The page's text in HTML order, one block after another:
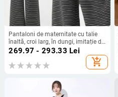
Pantaloni de maternitate cu talie
înaltă, croi larg, în dungi, imitație de
lână, confort fără strângere în
269.97 - 293.33 Lei
add_shopping_cart